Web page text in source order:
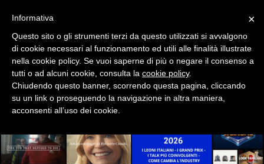
MOBILE
PROMOZIONI
PRODOTTI
×
Informativa
Questo sito o gli strumenti terzi da questo utilizzati si avvalgono
di cookie necessari al funzionamento ed utili alle finalità illustrate
nella cookie policy. Se vuoi saperne di più o negare il consenso a
tutti o ad alcuni cookie, consulta la cookie policy.
Chiudendo questo banner, scorrendo questa pagina, cliccando
su un link o proseguendo la navigazione in altra maniera,
acconsenti all’uso dei cookie.